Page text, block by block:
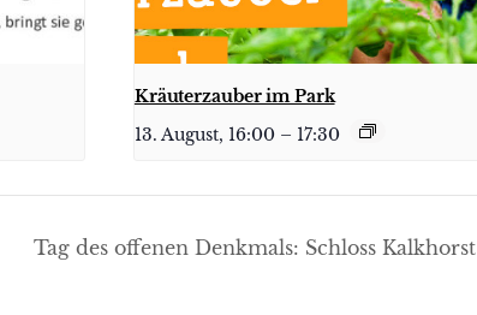
Kräuterzauber im Park
13. August, 16:00 – 17:30
Tag des offenen Denkmals: Schloss Kalkhorst